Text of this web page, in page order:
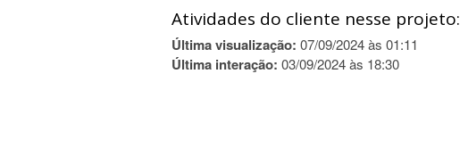
Atividades do cliente nesse projeto:
Última visualização: 07/09/2024 às 01:11
Última interação: 03/09/2024 às 18:30